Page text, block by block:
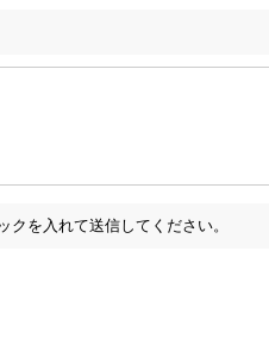
クを入れて送信してください。